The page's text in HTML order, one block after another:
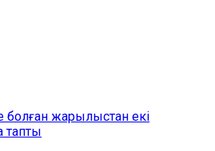
болған жарылыстан екі
тапты